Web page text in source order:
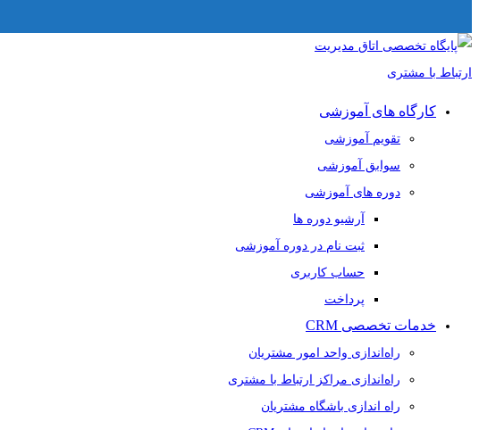
کارگاه های آموزشی
تقویم آموزشی
سوابق آموزشی
دوره های آموزشی
آرشیو دوره ها
ثبت نام در دوره آموزشی
حساب کاربری
پرداخت
خدمات تخصصی CRM
راه‌اندازی واحد امور مشتریان
راه‌اندازی مراکز ارتباط با مشتری
راه اندازی باشگاه مشتریان